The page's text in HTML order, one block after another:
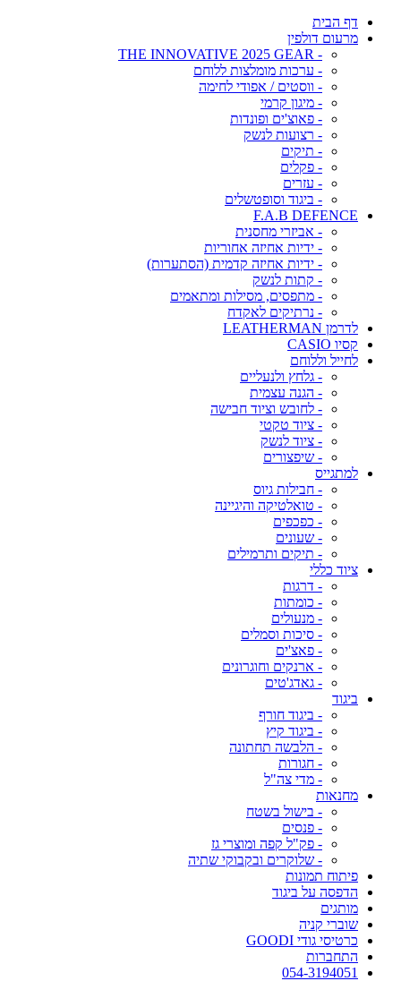
דף הבית
מרעום דולפין
- THE INNOVATIVE 2025 GEAR
- ערכות מומלצות ללוחם
- ווסטים / אפודי לחימה
- מיגון קרמי
- פאוצ'ים ופונדות
- רצועות לנשק
- תיקים
- פקלים
- עזרים
- ביגוד וסופטשלים
F.A.B DEFENCE
- אביזרי מחסנית
- ידיות אחיזה אחוריות
- ידיות אחיזה קדמית (הסתערות)
- קתות לנשק
- מתפסים, מסילות ומתאמים
- נרתיקים לאקדח
לדרמן LEATHERMAN
קסיו CASIO
לחייל וללוחם
- גלחץ ולנעליים
- הגנה עצמית
- לחובש וציוד חבישה
- ציוד טקטי
- ציוד לנשק
- שיפצורים
למתגייס
- חבילות גיוס
- טואלטיקה והיגיינה
- כפכפים
- שעונים
- תיקים ותרמילים
ציוד כללי
- דרגות
- כומתות
- מנעולים
- סיכות וסמלים
- פאצ'ים
- ארנקים וחוגרונים
- גאדג'טים
ביגוד
- ביגוד חורף
- ביגוד קיץ
- הלבשה תחתונה
- חגורות
- מדי צה"ל
מחנאות
- בישול בשטח
- פנסים
- פק"ל קפה ומוצרי גז
- שלוקרים ובקבוקי שתיה
פיתוח תמונות
הדפסה על ביגוד
מותגים
שוברי קניה
כרטיסי גודי GOODI
התחברות
054-3194051